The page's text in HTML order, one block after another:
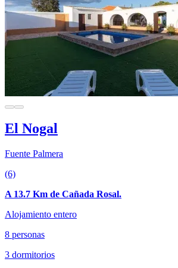
El Nogal
Fuente Palmera
(6)
A 13.7 Km de Cañada Rosal.
Alojamiento entero
8 personas
3 dormitorios